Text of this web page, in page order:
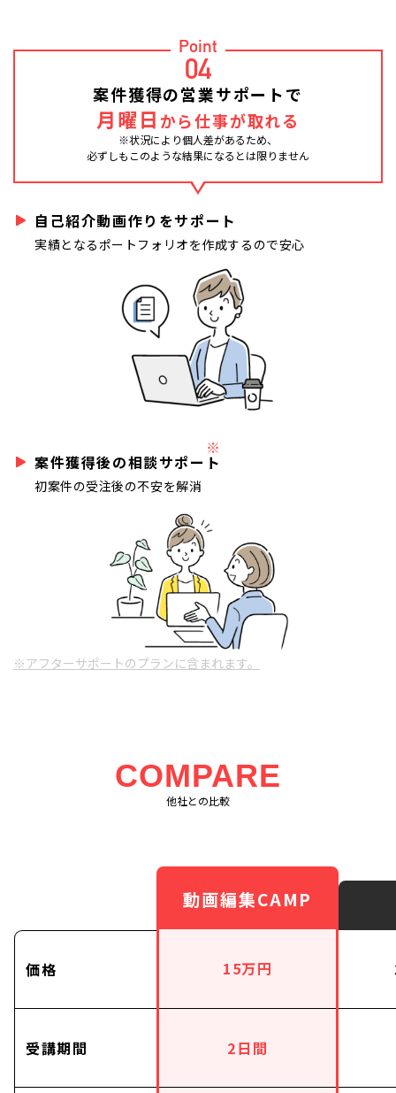
Point
04
案件獲得の営業サポートで
月曜日 から仕事が取れる
※状況により個人差があるため、
必ずしもこのような結果になるとは限りません
自己紹介動画作りをサポート
実績となるポートフォリオを作成するので安心
案件獲得後の相談サポート
※
初案件の受注後の不安を解消
※アフターサポートのプランに含まれます。
COMPARE
他社との比較
価格
受講期間
動画編集CAMP
15万円
2日間